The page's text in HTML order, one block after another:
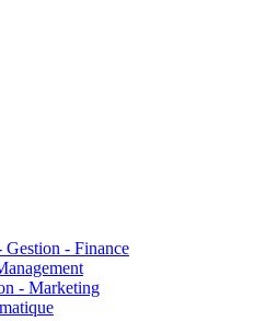
- Finance
- Marketing